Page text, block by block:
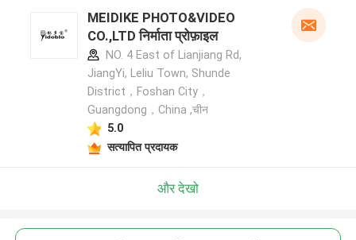
MEIDIKE PHOTO&VIDEO
CO.,LTD निर्माता प्रोफ़ाइल
NO. 4 East of Lianjiang Rd,
JiangYi, Leliu Town, Shunde
District，Foshan City，
Guangdong，China ,चीन
5.0
सत्यापित प्रदायक
और देखो